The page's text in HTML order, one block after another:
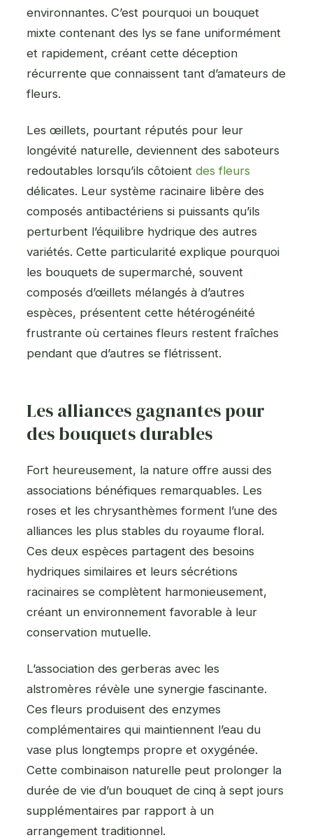
environnantes. C’est pourquoi un bouquet
mixte contenant des lys se fane uniformément
et rapidement, créant cette déception
récurrente que connaissent tant d’amateurs de
fleurs.
Les œillets, pourtant réputés pour leur
longévité naturelle, deviennent des saboteurs
redoutables lorsqu’ils côtoient des fleurs
délicates. Leur système racinaire libère des
composés antibactériens si puissants qu’ils
perturbent l’équilibre hydrique des autres
variétés. Cette particularité explique pourquoi
les bouquets de supermarché, souvent
composés d’œillets mélangés à d’autres
espèces, présentent cette hétérogénéité
frustrante où certaines fleurs restent fraîches
pendant que d’autres se flétrissent.
Les alliances gagnantes pour
des bouquets durables
Fort heureusement, la nature offre aussi des
associations bénéfiques remarquables. Les
roses et les chrysanthèmes forment l’une des
alliances les plus stables du royaume floral.
Ces deux espèces partagent des besoins
hydriques similaires et leurs sécrétions
racinaires se complètent harmonieusement,
créant un environnement favorable à leur
conservation mutuelle.
L’association des gerberas avec les
alstromères révèle une synergie fascinante.
Ces fleurs produisent des enzymes
complémentaires qui maintiennent l’eau du
vase plus longtemps propre et oxygénée.
Cette combinaison naturelle peut prolonger la
durée de vie d’un bouquet de cinq à sept jours
supplémentaires par rapport à un
arrangement traditionnel.